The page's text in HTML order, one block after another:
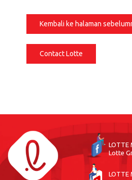
Kembali ke halaman
Contact Lotte
LOTTE
Lotte
LOTTE